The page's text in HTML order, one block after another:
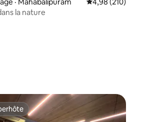
de 5 sur 5, 4 commentaires
la nature